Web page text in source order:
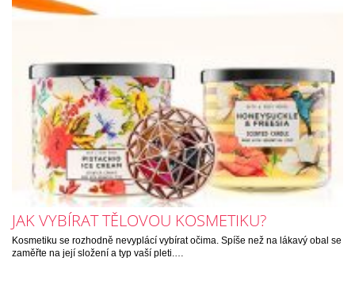
JAK VYBÍRAT TĚLOVOU KOSMETIKU?
Kosmetiku se rozhodně nevyplácí vybírat očima. Spíše než na lákavý obal se
zaměřte na její složení a typ vaší pleti.…